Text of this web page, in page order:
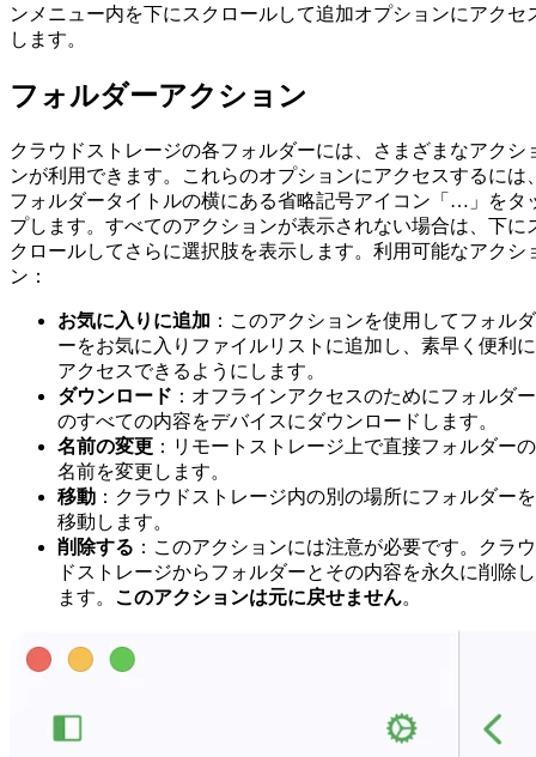
ンメニュー内を下にスクロールして追加オプションにアクセ
します。
フォルダーアクション
クラウドストレージの各フォルダーには、さまざまなアクシ
ンが利用できます。これらのオプションにアクセスするには
フォルダータイトルの横にある省略記号アイコン「…」をタ
プします。すべてのアクションが表示されない場合は、下に
クロールしてさらに選択肢を表示します。利用可能なアクシ
ン：
お気に入りに追加 ：このアクションを使用してフォルダ
ーをお気に入りファイルリストに追加し、素早く便利に
アクセスできるようにします。
ダウンロード ：オフラインアクセスのためにフォルダー
のすべての内容をデバイスにダウンロードします。
名前の変更 ：リモートストレージ上で直接フォルダーの
名前を変更します。
移動 ：クラウドストレージ内の別の場所にフォルダーを
移動します。
削除する ：このアクションには注意が必要です。クラウ
ドストレージからフォルダーとその内容を永久に削除し
ます。 このアクションは元に戻せません。